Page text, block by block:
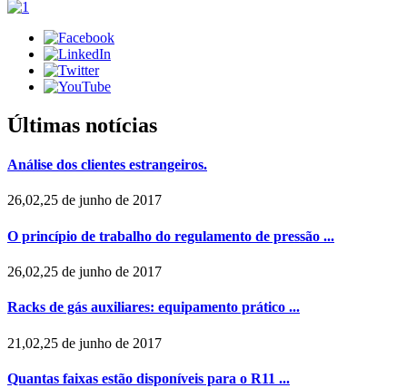
Últimas notícias
Análise dos clientes estrangeiros.
26,02,25 de junho de 2017
O princípio de trabalho do regulamento de pressão ...
26,02,25 de junho de 2017
Racks de gás auxiliares: equipamento prático ...
21,02,25 de junho de 2017
Quantas faixas estão disponíveis para o R11 ...